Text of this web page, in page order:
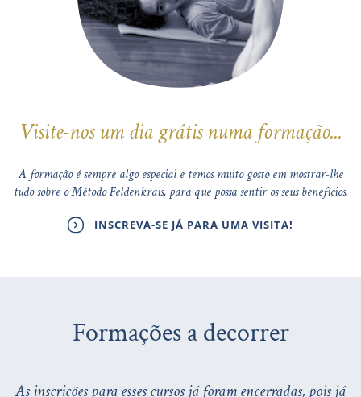
Visite-nos um dia grátis numa formação...
A formação é sempre algo especial e temos muito gosto em mostrar-lhe
tudo sobre o Método Feldenkrais, para que possa sentir os seus benefícios.
INSCREVA-SE JÁ PARA UMA VISITA!
Formações a decorrer
As inscrições para esses cursos já foram encerradas, pois já